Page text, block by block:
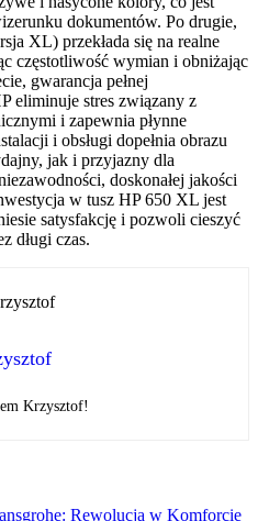
dokumentów. Po drugie,
XL) przekłada się na realne
częstotliwość wymian i obniżając
gwarancja pełnej
eliminuje stres związany z
i zapewnia płynne
i obsługi dopełnia obrazu
jak i przyjazny dla
doskonałej jakości
w tusz HP 650 XL jest
satysfakcję i pozwoli cieszyć
długi czas.
Krzysztof!
Rewolucja w Komforcie